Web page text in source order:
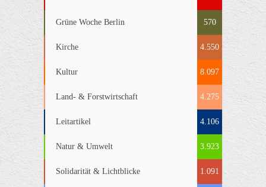
Grüne Woche Berlin 570
Kirche 4.550
Kultur 8.097
Land- & Forstwirtschaft 4.275
Leitartikel 4.106
Natur & Umwelt 3.923
Solidarität & Lichtblicke 1.091